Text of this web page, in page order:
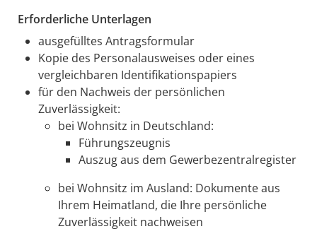
Erforderliche Unterlagen
ausgefülltes Antragsformular
Kopie des Personalausweises oder eines
vergleichbaren Identifikationspapiers
für den Nachweis der persönlichen
Zuverlässigkeit:
bei Wohnsitz in Deutschland:
Führungszeugnis
Auszug aus dem Gewerbezentralregister
bei Wohnsitz im Ausland: Dokumente aus
Ihrem Heimatland, die Ihre persönliche
Zuverlässigkeit nachweisen